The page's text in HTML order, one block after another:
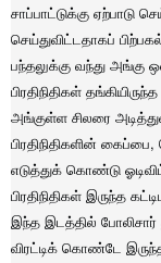
சாப்பாட்டுக்கு ஏற்பாடு
செய்துவிட்டதாகப்
பந்தலுக்கு வந்து அங்கு
பிரதிநிதிகள்
அங்குள்ள சிலரை
பிரதிநிதிகளின்
எடுத்துக் கொண்டு
பிரதிநிதிகள் இருந்த
இந்த இடத்தில் போலிசார்
விரட்டிக் கொண்டே